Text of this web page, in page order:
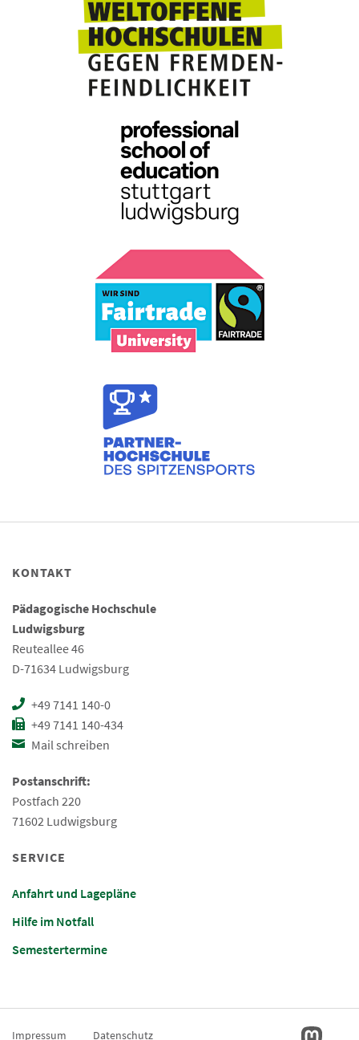
KONTAKT
Pädagogische Hochschule
Ludwigsburg
Reuteallee 46
D-71634 Ludwigsburg
+49 7141 140-0
+49 7141 140-434
Mail schreiben
Postanschrift:
Postfach 220
71602 Ludwigsburg
SERVICE
Anfahrt und Lagepläne
Hilfe im Notfall
Semestertermine
Impressum Datenschutz